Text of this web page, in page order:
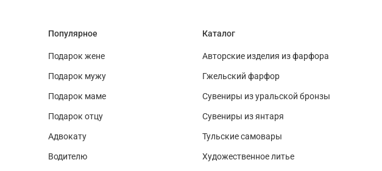
Популярное
Подарок жене
Подарок мужу
Подарок маме
Подарок отцу
Адвокату
Водителю
Каталог
Авторские изделия из фарфора
Гжельский фарфор
Сувениры из уральской бронзы
Сувениры из янтаря
Тульские самовары
Художественное литье